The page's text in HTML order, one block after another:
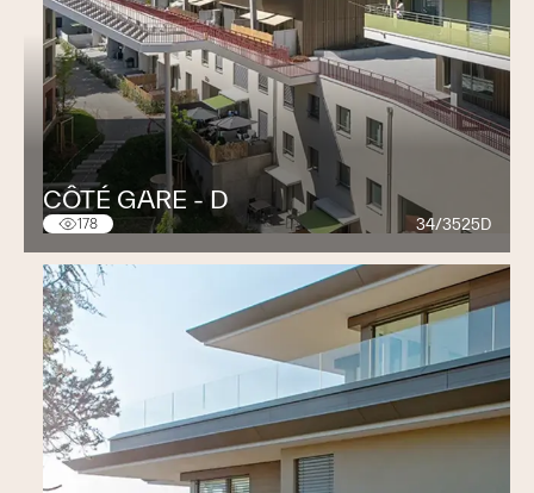
CÔTÉ GARE - D
178 34/3525D